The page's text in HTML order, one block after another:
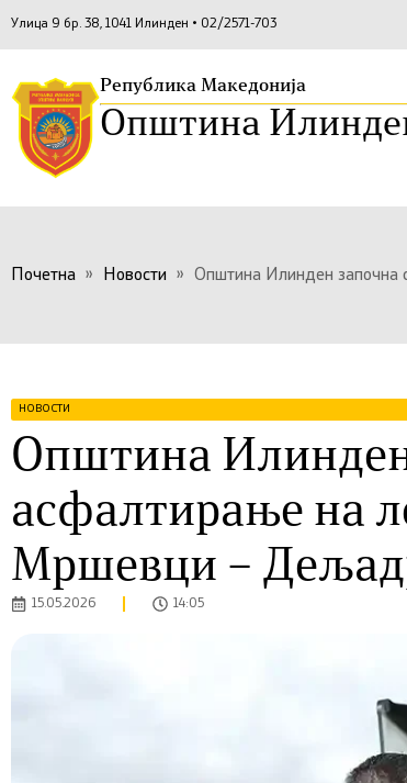
Улица 9 бр. 38, 1041 Илинден • 02/2571-703
Република Македонија
Општина
Почетна » Новости » Општина Илинден
НОВОСТИ
Општина
асфалтирање на
Мршевци –
15.05.2026 14:05